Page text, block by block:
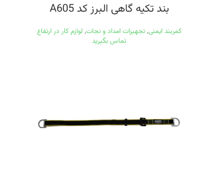
بند تکیه گاهی البرز کد A605
کمربند ایمنی, تجهیزات امداد و نجات, لوازم کار در ارتفاع
تماس بگیرید